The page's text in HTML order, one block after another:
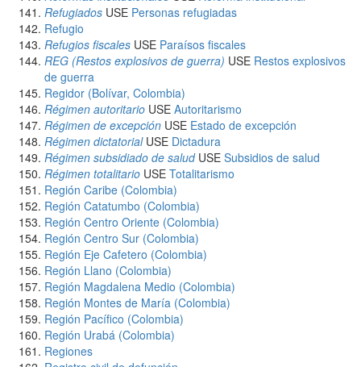
Refugiados USE Personas refugiadas
Refugio
Refugios fiscales USE Paraísos fiscales
REG (Restos explosivos de guerra) USE Restos explosivos
de guerra
Regidor (Bolívar, Colombia)
Régimen autoritario USE Autoritarismo
Régimen de excepción USE Estado de excepción
Régimen dictatorialUSE Dictadura
Régimen subsidiado de saludUSE Subsidios de salud
Régimen totalitario USE Totalitarismo
Región Caribe (Colombia)
Región Catatumbo (Colombia)
Región Centro Oriente (Colombia)
Región Centro Sur (Colombia)
Región Eje Cafetero (Colombia)
Región Llano (Colombia)
Región Magdalena Medio (Colombia)
Región Montes de María (Colombia)
Región Pacífico (Colombia)
Región Urabá (Colombia)
Regiones